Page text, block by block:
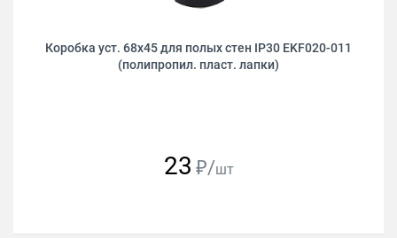
Коробка уст. 68х45 для полых стен IP30 EKF020-011
(полипропил. пласт. лапки)
23 ₽/шт